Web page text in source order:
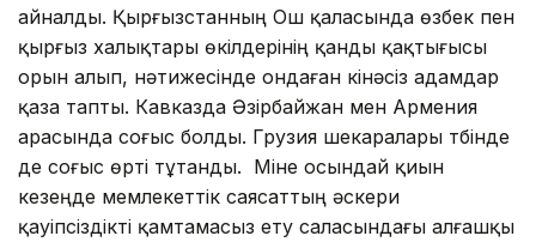
айналды. Қырғызстанның Ош қаласында өзбек пен
қырғыз халықтары өкілдерінің қанды қақтығысы
орын алып, нәтижесінде ондаған кінәсіз адамдар
қаза тапты. Кавказда Әзірбайжан мен Армения
арасында соғыс болды. Грузия шекаралары түбінде
де соғыс өрті тұтанды. Міне осындай қиын
кезеңде мемлекеттік саясаттың әскери
қауіпсіздікті қамтамасыз ету саласындағы алғашқы